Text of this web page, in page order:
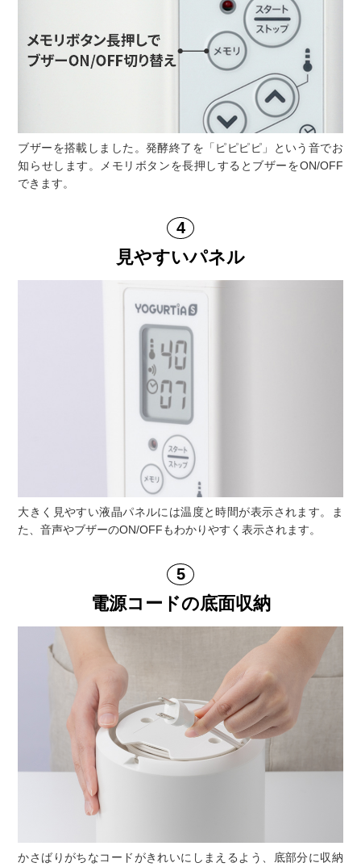
ブザーを搭載しました。発酵終了を「ピピピピ」という音でお
知らせします。メモリボタンを長押しするとブザーをON/OFF
できます。
見やすいパネル
大きく見やすい液晶パネルには温度と時間が表示されます。ま
た、音声やブザーのON/OFFもわかりやすく表示されます。
電源コードの底面収納
かさばりがちなコードがきれいにしまえるよう、底部分に収納